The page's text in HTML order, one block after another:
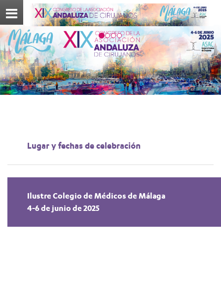
Menú
Lugar y fechas de celebración
Ilustre Colegio de Médicos de Málaga
4-6 de junio de 2025